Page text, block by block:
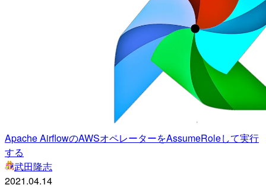
Apache AirflowのAWSオペレーターをAssumeRoleして実行
する
武田隆志
2021.04.14